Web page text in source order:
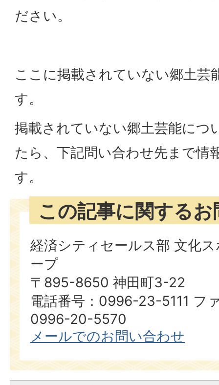
ださい。
ここに掲載されていない郷土芸
す。
掲載されていない郷土芸能につ
たら、下記問い合わせ先まで情
す。
この記事に関する
経済シティセールス部 文化
ープ
〒895-8650 神田町3-22
電話番号：0996-23-5111 フ
0996-20-5570
メールでのお問い合わせ